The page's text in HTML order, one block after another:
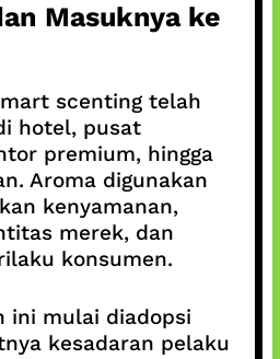
Masuknya ke
scenting telah
hotel, pusat
premium, hingga
Aroma digunakan
kenyamanan,
merek, dan
konsumen.
ini mulai diadopsi
kesadaran pelaku